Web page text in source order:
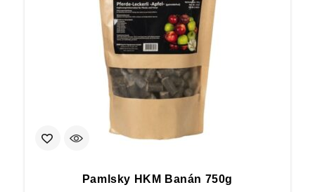
Pamlsky HKM Banán 750g